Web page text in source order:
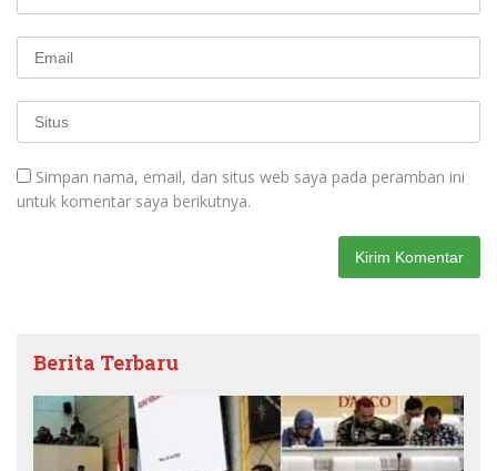
Simpan nama, email, dan situs web saya pada peramban ini
untuk komentar saya berikutnya.
Berita Terbaru